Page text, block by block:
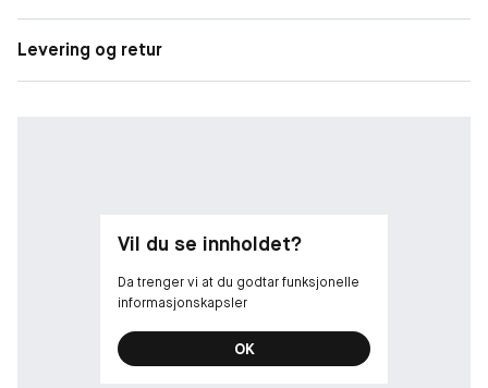
Levering og retur
Vil du se innholdet?
Da trenger vi at du godtar funksjonelle
informasjonskapsler
OK